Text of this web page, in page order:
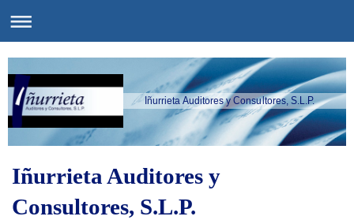
Iñurrieta Auditores y Consultores, S.L.P.
Iñurrieta Auditores y
Consultores, S.L.P.